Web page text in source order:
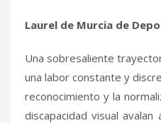
Laurel de Murcia de
Una sobresaliente
una labor constante y
reconocimiento y la
discapacidad visual avalan